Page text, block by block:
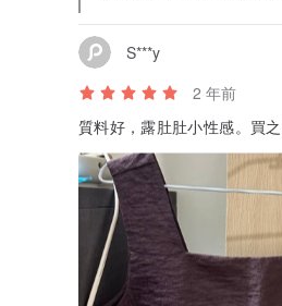
S***y
2 年前
質料好，露肚肚小性感。買